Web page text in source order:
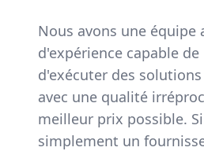
Nous avons une équipe
d'expérience capable
d'exécuter des
avec une qualité
meilleur prix possible.
simplement un